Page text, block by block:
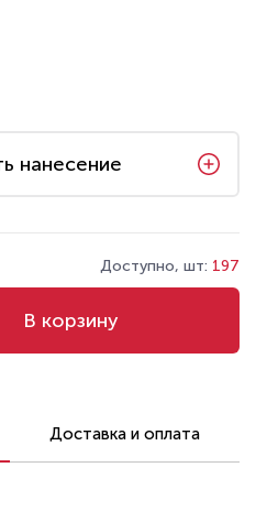
нанесение
Доступно, шт: 197
В корзину
Доставка и оплата